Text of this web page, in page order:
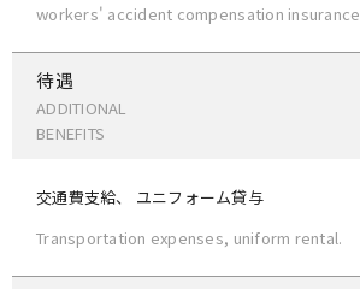
workers' accident compensation insurance
待遇
ADDITIONAL
BENEFITS
交通費支給、 ユニフォーム貸与
Transportation expenses, uniform rental.